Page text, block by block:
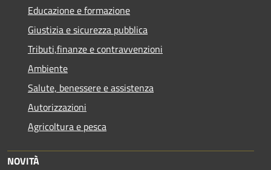
Educazione e formazione
Giustizia e sicurezza pubblica
Tributi,finanze e contravvenzioni
Ambiente
Salute, benessere e assistenza
Autorizzazioni
Agricoltura e pesca
NOVITÀ